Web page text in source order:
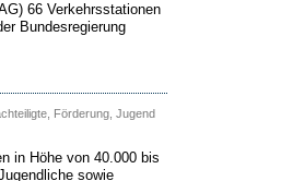
66 Verkehrsstationen
Bundesregierung
Förderung, Jugend
in Höhe von 40.000 bis
sowie